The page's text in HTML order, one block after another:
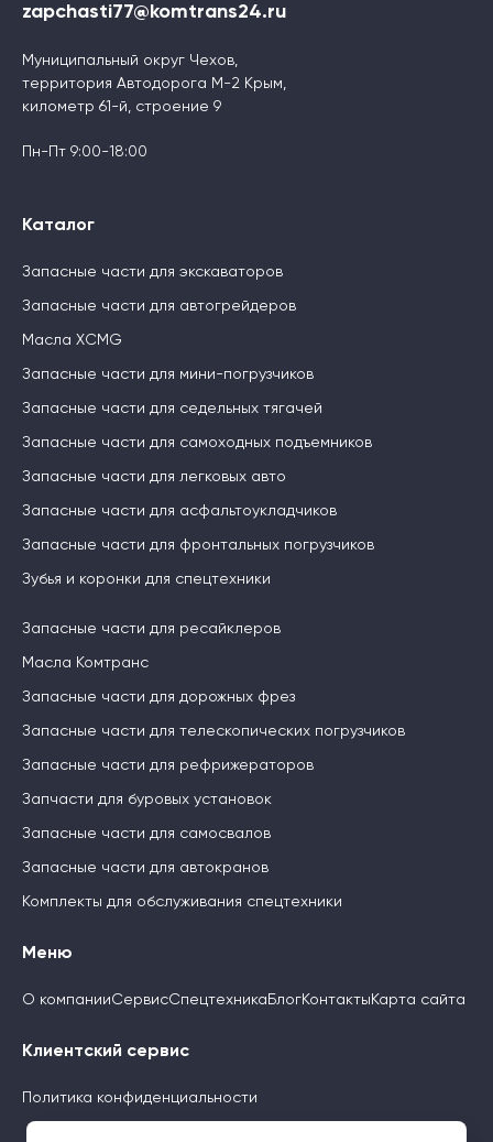
zapchasti77@komtrans24.ru
Муниципальный округ Чехов,
территория Автодорога М-2 Крым,
километр 61-й, строение 9
Пн-Пт 9:00-18:00
Каталог
Запасные части для экскаваторов
Запасные части для автогрейдеров
Масла XCMG
Запасные части для мини-погрузчиков
Запасные части для седельных тягачей
Запасные части для самоходных подъемников
Запасные части для легковых авто
Запасные части для асфальтоукладчиков
Запасные части для фронтальных погрузчиков
Зубья и коронки для спецтехники
Запасные части для ресайклеров
Масла Комтранс
Запасные части для дорожных фрез
Запасные части для телескопических погрузчиков
Запасные части для рефрижераторов
Запчасти для буровых установок
Запасные части для самосвалов
Запасные части для автокранов
Комплекты для обслуживания спецтехники
Меню
О компанииСервисСпецтехника БлогКонтакты Карта сайта
Клиентский сервис
Политика конфиденциальности